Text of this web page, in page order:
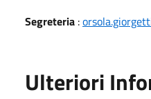
Segreteria :
Ulteriori